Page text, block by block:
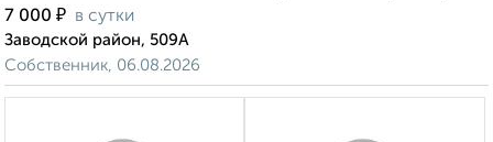
7 000 ₽ в сутки
Заводской район, 509А
Собственник, 06.08.2026